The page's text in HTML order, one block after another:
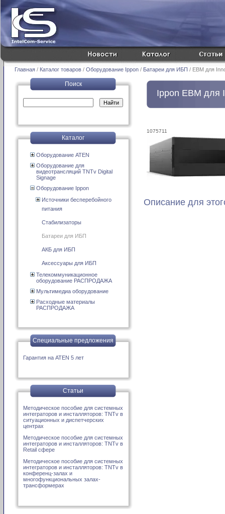
Главная / Каталог товаров / Оборудование Ippon / Батареи для ИБП / EBM для
Поиск
Каталог
Оборудование ATEN
Оборудование для
видеотрансляций TNTv Digital
Signage
Оборудование Ippon
Источники бесперебойного
питания
Стабилизаторы
Батареи для ИБП
АКБ для ИБП
Аксессуары для ИБП
Телекоммуникационное
оборудование РАСПРОДАЖА
Мультимедиа оборудование
Расходные материалы
РАСПРОДАЖА
Специальные предложения
Гарантия на ATEN 5 лет
Статьи
Методическое пособие для системных
интеграторов и инсталляторов: TNTv в
ситуационных и диспетчерских
центрах
Методическое пособие для системных
интеграторов и инсталляторов: TNTv в
Retail сфере
Методическое пособие для системных
интеграторов и инсталляторов: TNTv в
конференц-залах и
многофункциональных залах-
трансформерах
Ippon EBM для
1075711
Описание для